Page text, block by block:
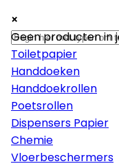
×
Papier
Toiletpapier
Handdoeken
Handdoekrollen
Poetsrollen
Dispensers Papier
Chemie
Vloerbeschermers
×
×
Geen producten in